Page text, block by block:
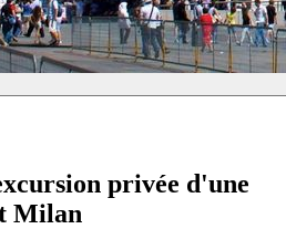
privée d'une
Milan